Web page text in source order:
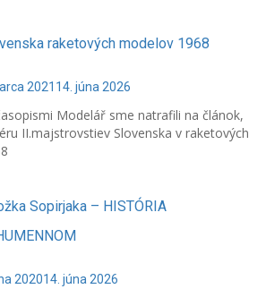
raketových modelov 1968
2021 14. júna 2026
Modelář sme natrafili na článok,
II.majstrovstiev Slovenska v raketových
Sopirjaka – HISTÓRIA
202014. júna 2026